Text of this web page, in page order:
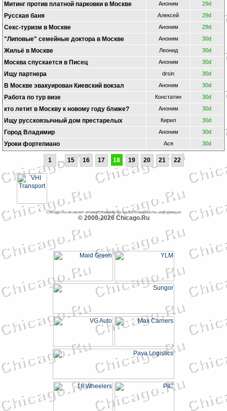
Mитинг против платной парковки в Москве Аноним 29d
Русская баня Алексей 29d
Секс-туризм в Москве Аноним 29d
"Липовые" семейные доктора в Москве Аноним 30d
Жильё в Москве Леонид 30d
Москва спускается в Писец Аноним 30d
Ищу партнера drsin 30d
В Москве эвакуирован Киевский вокзал Аноним 30d
Работа по тур визе Констатин 30d
кто летит в Москву к новому году ближе? Аноним 30d
Ищу русскоязычный дом престарелых Кирил 30d
Город Владимир Аноним 30d
Уроки фортепиано Ася 30d
1 ... 15 16 17 18 19 20 21 22
Chicago.Ru не несет ответственности за достоверность информации
© 2000-2026 Chicago.Ru